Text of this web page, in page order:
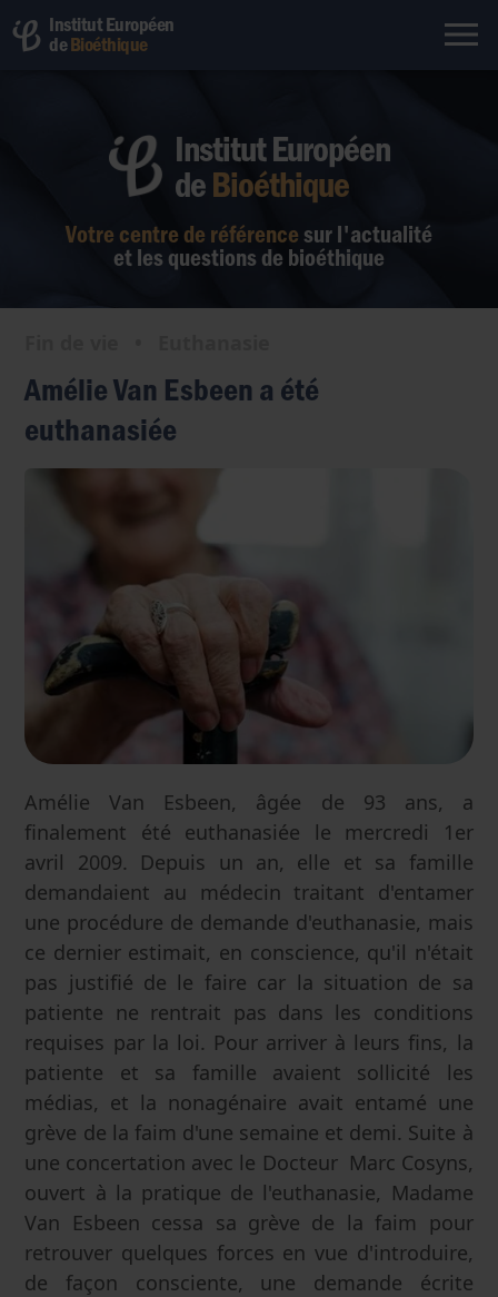
Institut Européen
deBioéthique
Votre centre de référence sur l'actualité
et les questions de bioéthique
Institut Européen
deBioéthique
Amélie Van Esbeen a été
euthanasiée
Amélie Van Esbeen, âgée de 93 ans, a
finalement été euthanasiée le mercredi 1er
avril 2009. Depuis un an, elle et sa famille
demandaient au médecin traitant d'entamer
une procédure de demande d'euthanasie, mais
ce dernier estimait, en conscience, qu'il n'était
pas justifié de le faire car la situation de sa
patiente ne rentrait pas dans les conditions
requises par la loi. Pour arriver à leurs fins, la
patiente et sa famille avaient sollicité les
médias, et la nonagénaire avait entamé une
grève de la faim d'une semaine et demi. Suite à
une concertation avec le Docteur Marc Cosyns,
ouvert à la pratique de l'euthanasie, Madame
Van Esbeen cessa sa grève de la faim pour
retrouver quelques forces en vue d'introduire,
de façon consciente, une demande écrite